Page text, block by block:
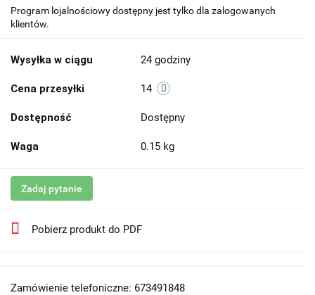
Program lojalnościowy dostępny jest tylko dla zalogowanych
klientów.
Wysyłka w ciągu 24 godziny
Cena przesyłki 14
Dostępność Dostępny
Waga 0.15 kg
Zadaj pytanie
Pobierz produkt do PDF
Zamówienie telefoniczne: 673491848